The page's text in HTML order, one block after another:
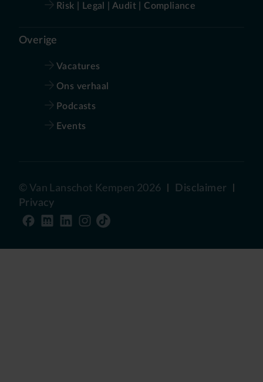
Risk | Legal | Audit | Compliance
Overige
Vacatures
Ons verhaal
Podcasts
Events
©Van Lanschot Kempen 2026
Disclaimer
Privacy